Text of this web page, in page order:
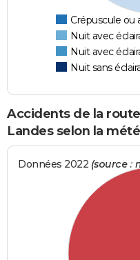
Crépuscule ou
Nuit avec
Nuit avec
Nuit sans
Accidents de la
Landes selon la
Données 2022 (source :